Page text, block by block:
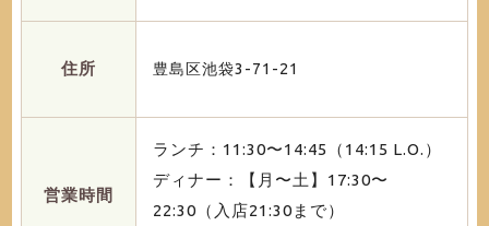
住所 豊島区池袋3-71-21
営業時間
ランチ：11:30〜14:45（14:15 L.O.）
ディナー：【月〜土】17:30〜
22:30（入店21:30まで）